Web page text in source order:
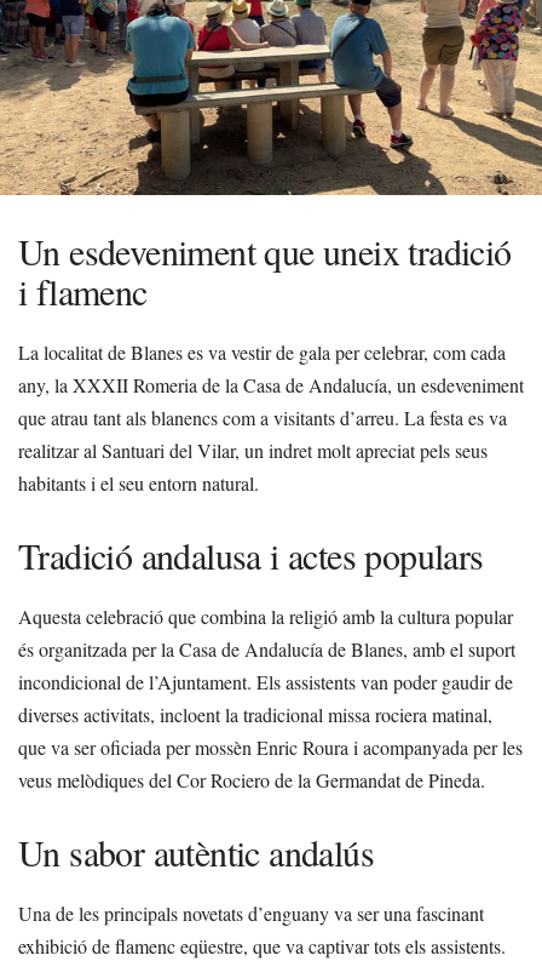
Un esdeveniment que uneix tradició
i flamenc
La localitat de Blanes es va vestir de gala per celebrar, com cada
any, la XXXII Romeria de la Casa de Andalucía, un esdeveniment
que atrau tant als blanencs com a visitants d’arreu. La festa es va
realitzar al Santuari del Vilar, un indret molt apreciat pels seus
habitants i el seu entorn natural.
Tradició andalusa i actes populars
Aquesta celebració que combina la religió amb la cultura popular
és organitzada per la Casa de Andalucía de Blanes, amb el suport
incondicional de l’Ajuntament. Els assistents van poder gaudir de
diverses activitats, incloent la tradicional missa rociera matinal,
que va ser oficiada per mossèn Enric Roura i acompanyada per les
veus melòdiques del Cor Rociero de la Germandat de Pineda.
Un sabor autèntic andalús
Una de les principals novetats d’enguany va ser una fascinant
exhibició de flamenc eqüestre, que va captivar tots els assistents.